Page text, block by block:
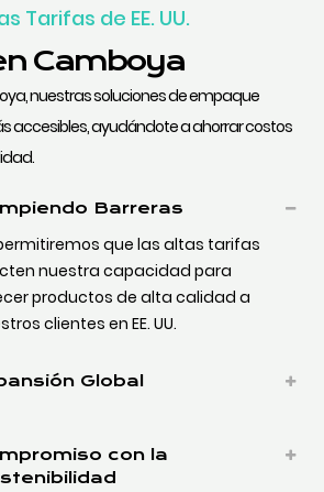
Tarifas de EE. UU.
Camboya
nuestras soluciones de empaque
accesibles, ayudándote a ahorrar costos
Barreras
que las altas tarifas
nuestra capacidad para
productos de alta calidad a
clientes en EE. UU.
Global
con la